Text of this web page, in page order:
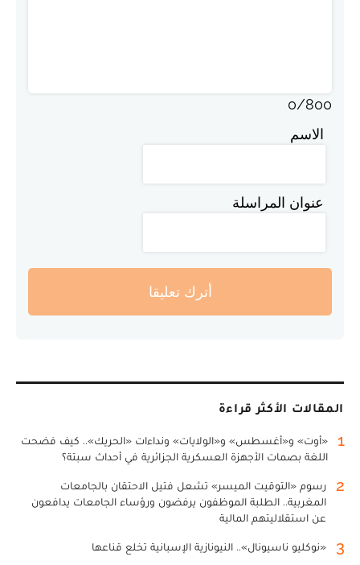
0/800
الاسم
عنوان المراسلة
أترك تعليقا
المقالات الأكثر قراءة
1
«أوت» و«أغسطس» و«الولايات» ونداءات «الحريك».. كيف فضحت
اللغة بصمات الأجهزة العسكرية الجزائرية في أحداث سبتة؟
2
رسوم «التوقيت الميسر» تشعل فتيل الاحتقان بالجامعات
المغربية.. الطلبة الموظفون يرفضون ورؤساء الجامعات يدافعون
عن استقلاليتهم المالية
3 «نوكليو ناسيونال».. النيونازية الإسبانية تخلع قناعها